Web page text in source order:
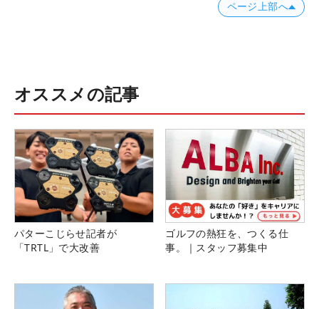
ページ上部へ
オススメの記事
パターこじらせ記者が
「TRTL」で大改善
ゴルフの熱狂を、つくる仕
事。｜スタッフ募集中